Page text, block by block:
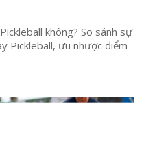
không? So sánh sự
Pickleball, ưu nhược điểm